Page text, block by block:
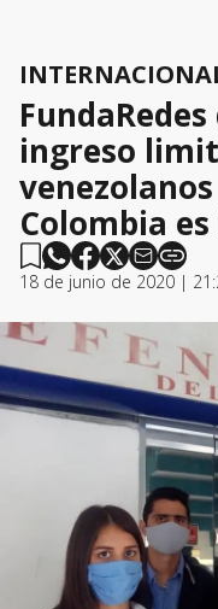
ingreso
Colombia
18 de junio de 2020 |